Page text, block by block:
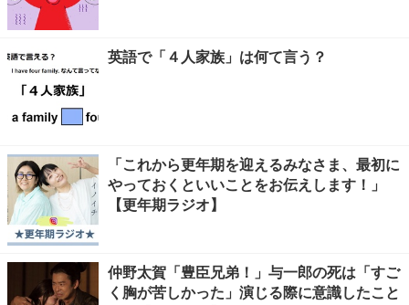
英語で「４人家族」は何て言う？
「これから更年期を迎えるみなさま、最初に
やっておくといいことをお伝えします！」
【更年期ラジオ】
仲野太賀「豊臣兄弟！」与一郎の死は「すご
く胸が苦しかった」演じる際に意識したこと